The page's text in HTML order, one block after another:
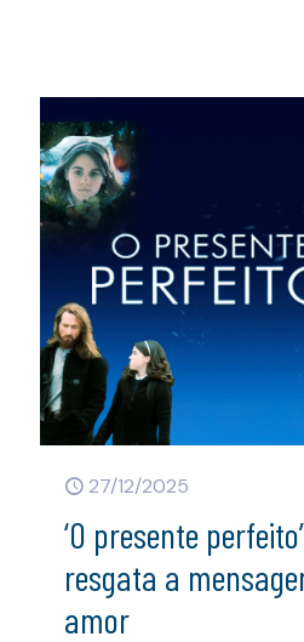
27/12/2025
‘O presente
resgata a
amor